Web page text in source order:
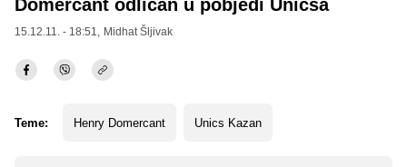
Domercant odličan u pobjedi Unicsa
15.12.11. - 18:51, Midhat Šljivak
Teme: Henry Domercant Unics Kazan